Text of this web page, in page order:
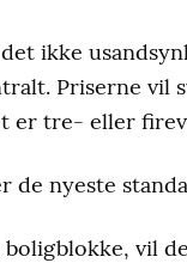
ikke
Priserne vil
er tre- eller
nyeste
vil